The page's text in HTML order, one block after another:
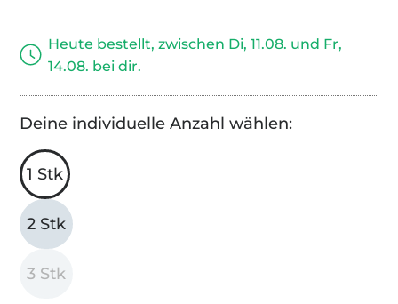
Heute bestellt, zwischen Di, 11.08. und Fr,
14.08. bei dir.
Deine individuelle Anzahl wählen:
1 Stk
2 Stk
3 Stk